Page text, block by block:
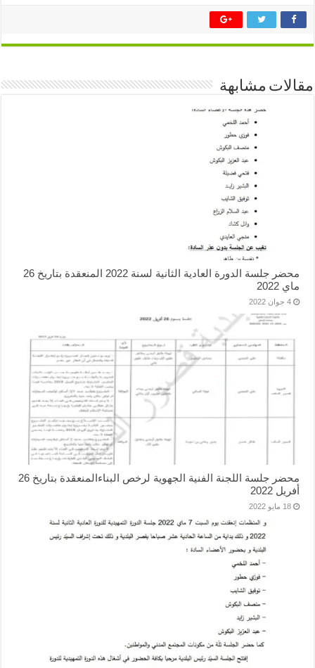
مشابهة
محضر جلسة الدورة العادية الثانية لسنة 2022 المنعقدة بتاريخ 26
محضر جلسة اللجنة الفنية الجهوية لرخص البناءالمنعقدة بتاريخ 26
2022